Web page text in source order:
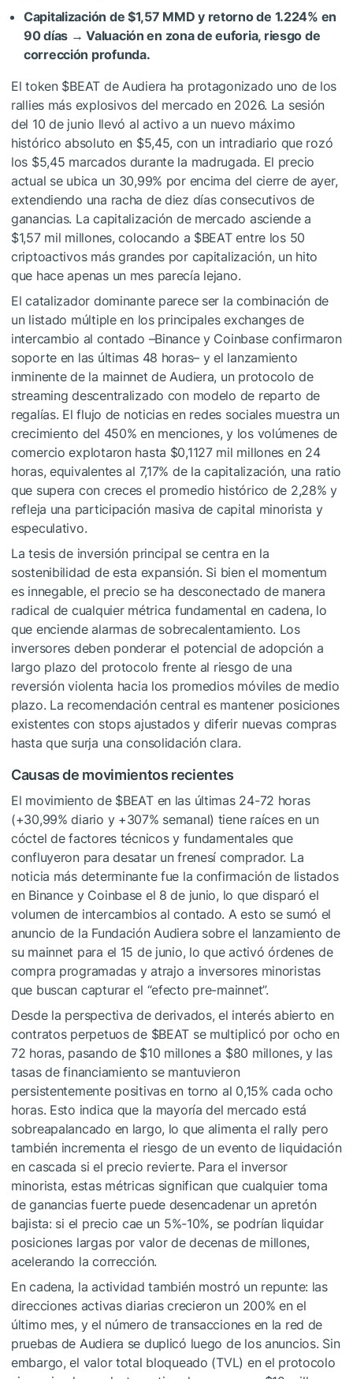
Capitalización de $1,57 MMD y retorno de 1.224% en
90 días → Valuación en zona de euforia, riesgo de
corrección profunda.
El token $BEAT de Audiera ha protagonizado uno de los
rallies más explosivos del mercado en 2026. La sesión
del 10 de junio llevó al activo a un nuevo máximo
histórico absoluto en $5,45, con un intradiario que rozó
los $5,45 marcados durante la madrugada. El precio
actual se ubica un 30,99% por encima del cierre de ayer,
extendiendo una racha de diez días consecutivos de
ganancias. La capitalización de mercado asciende a
$1,57 mil millones, colocando a $BEATentre los 50
criptoactivos más grandes por capitalización, un hito
que hace apenas un mes parecía lejano.
El catalizador dominante parece ser la combinación de
un listado múltiple en los principales exchanges de
intercambio al contado –Binance y Coinbase confirmaron
soporte en las últimas 48 horas– y el lanzamiento
inminente de la mainnet de Audiera, un protocolo de
streaming descentralizado con modelo de reparto de
regalías. El flujo de noticias en redes sociales muestra un
crecimiento del 450% en menciones, y los volúmenes de
comercio explotaron hasta $0,1127 mil millones en 24
horas, equivalentes al 7,17% de la capitalización, una ratio
que supera con creces el promedio histórico de 2,28% y
refleja una participación masiva de capital minorista y
especulativo.
La tesis de inversión principal se centra en la
sostenibilidad de esta expansión. Si bien el momentum
es innegable, el precio se ha desconectado de manera
radical de cualquier métrica fundamental en cadena, lo
que enciende alarmas de sobrecalentamiento. Los
inversores deben ponderar el potencial de adopción a
largo plazo del protocolo frente al riesgo de una
reversión violenta hacia los promedios móviles de medio
plazo. La recomendación central es mantener posiciones
existentes con stops ajustados y diferir nuevas compras
hasta que surja una consolidación clara.
Causas de movimientos recientes
El movimiento de $BEATen las últimas 24-72 horas
(+30,99% diario y +307% semanal) tiene raíces en un
cóctel de factores técnicos y fundamentales que
confluyeron para desatar un frenesí comprador. La
noticia más determinante fue la confirmación de listados
en Binance y Coinbase el 8 de junio, lo que disparó el
volumen de intercambios al contado. A esto se sumó el
anuncio de la Fundación Audiera sobre el lanzamiento de
su mainnet para el 15 de junio, lo que activó órdenes de
compra programadas y atrajo a inversores minoristas
que buscan capturar el “efecto pre-mainnet”.
Desde la perspectiva de derivados, el interés abierto en
contratos perpetuos de $BEAT se multiplicó por ocho en
72 horas, pasando de $10 millones a $80 millones, y las
tasas de financiamiento se mantuvieron
persistentemente positivas en torno al 0,15% cada ocho
horas. Esto indica que la mayoría del mercado está
sobreapalancado en largo, lo que alimenta el rally pero
también incrementa el riesgo de un evento de liquidación
en cascada si el precio revierte. Para el inversor
minorista, estas métricas significan que cualquier toma
de ganancias fuerte puede desencadenar un apretón
bajista: si el precio cae un 5%-10%, se podrían liquidar
posiciones largas por valor de decenas de millones,
acelerando la corrección.
En cadena, la actividad también mostró un repunte: las
direcciones activas diarias crecieron un 200% en el
último mes, y el número de transacciones en la red de
pruebas de Audiera se duplicó luego de los anuncios. Sin
embargo, el valor total bloqueado (TVL) en el protocolo